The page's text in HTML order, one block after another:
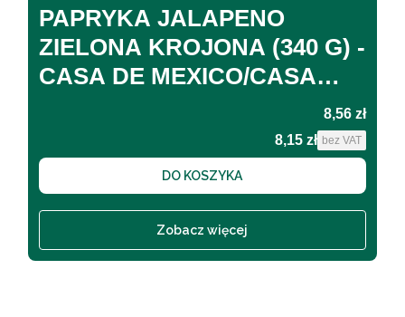
PAPRYKA JALAPENO
ZIELONA KROJONA (340 G) -
CASA DE MEXICO/CASA
Cena
8,56 zł
Cena
8,15 zł bez VAT
DO KOSZYKA
Zobacz więcej